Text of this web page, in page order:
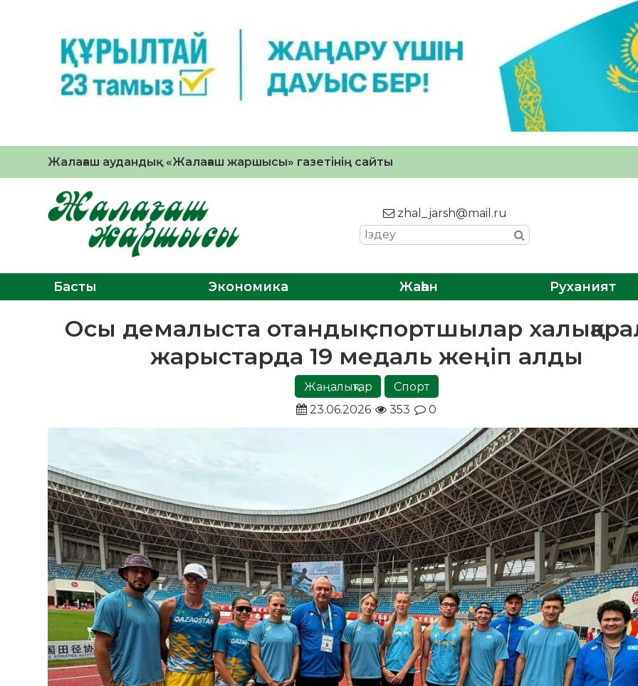
Жалағаш аудандық «Жалағаш жаршысы» газетінің сайты
zhal_jarsh@mail.ru
Басты Экономика Жаһан Руханият
Осы демалыста отандық спортшылар
жарыстарда 19 медаль жеңіп алды
Жаңалықтар
Спорт
23.06.2026
353 0